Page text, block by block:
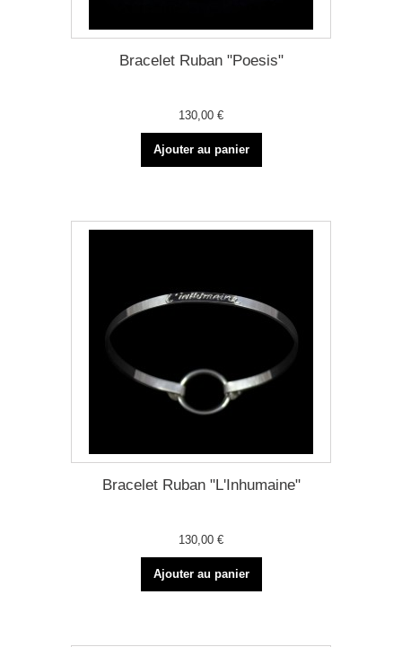
Bracelet Ruban "Poesis"
130,00 €
Ajouter au panier
Bracelet Ruban "L'Inhumaine"
130,00 €
Ajouter au panier